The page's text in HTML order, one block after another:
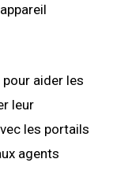
aider les
leur
les portails
agents